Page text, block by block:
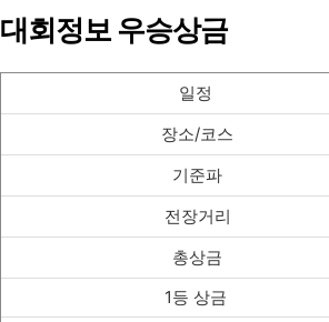
대회정보 우승상금
일정
장소/코스
기준파
전장거리
총상금
1등 상금